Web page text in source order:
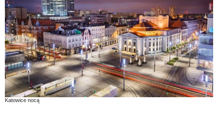
Katowice nocą